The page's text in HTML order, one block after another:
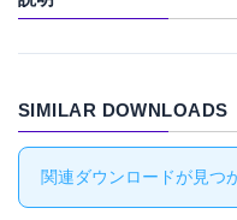
SIMILAR DOWNLOADS
関連ダウンロードが見つ